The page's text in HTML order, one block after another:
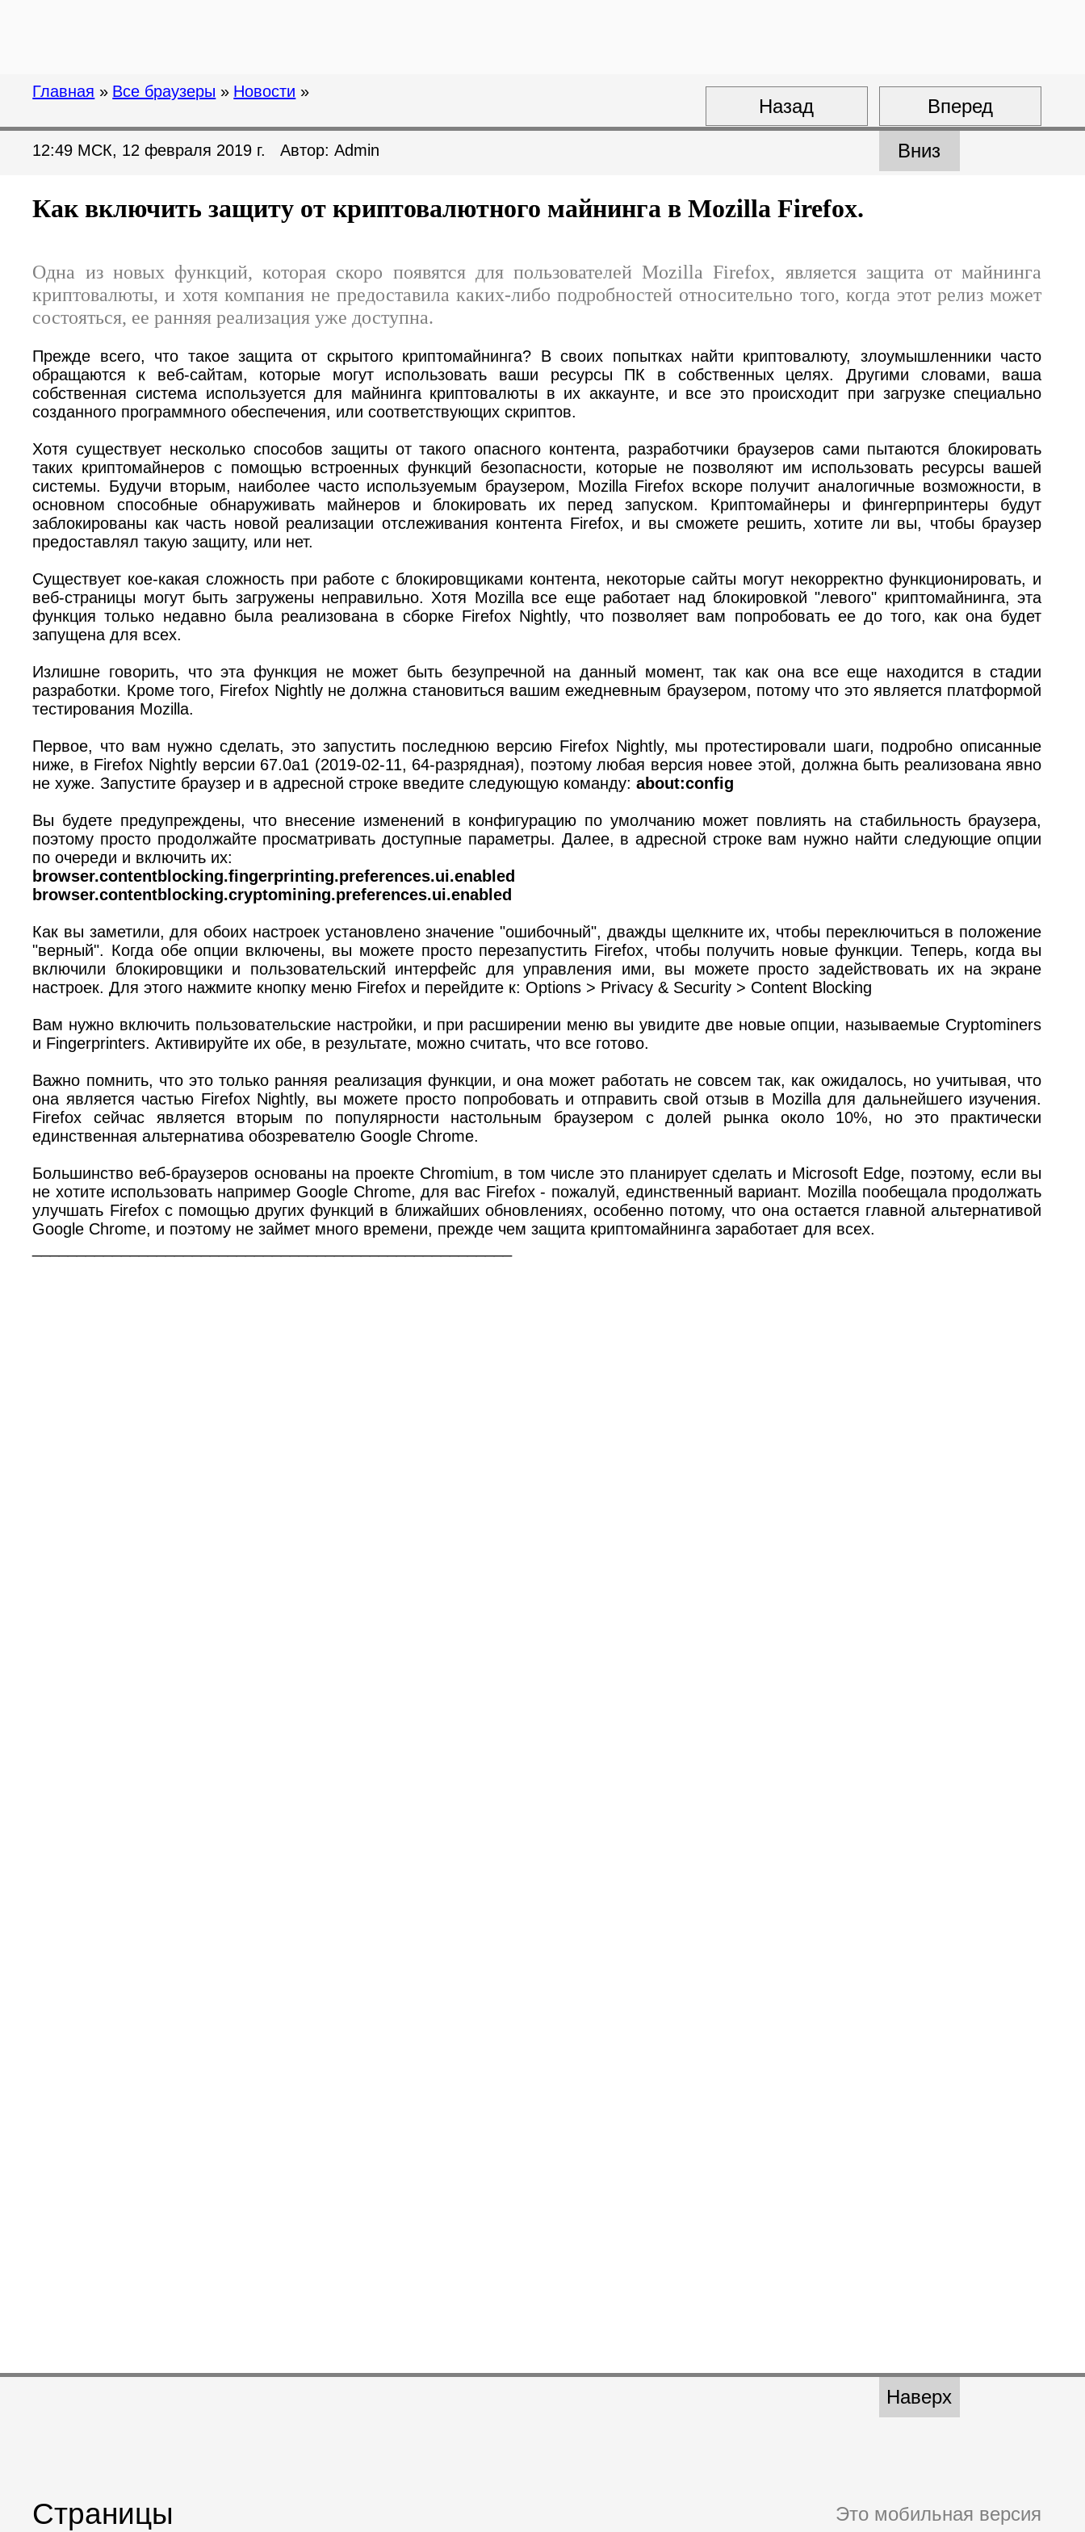
Как включить защиту от криптовалютного майнинга в Mozilla Firefox.
Одна из новых функций, которая скоро появятся для пользователей Mozilla Firefox, является защита от майнинга
криптовалюты, и хотя компания не предоставила каких-либо подробностей относительно того, когда этот релиз может
состояться, ее ранняя реализация уже доступна.
Прежде всего, что такое защита от скрытого криптомайнинга? В своих попытках найти криптовалюту, злоумышленники часто
обращаются к веб-сайтам, которые могут использовать ваши ресурсы ПК в собственных целях. Другими словами, ваша
собственная система используется для майнинга криптовалюты в их аккаунте, и все это происходит при загрузке специально
созданного программного обеспечения, или соответствующих скриптов.
Хотя существует несколько способов защиты от такого опасного контента, разработчики браузеров сами пытаются блокировать
таких криптомайнеров с помощью встроенных функций безопасности, которые не позволяют им использовать ресурсы вашей
системы. Будучи вторым, наиболее часто используемым браузером, Mozilla Firefox вскоре получит аналогичные возможности, в
основном способные обнаруживать майнеров и блокировать их перед запуском. Криптомайнеры и фингерпринтеры будут
заблокированы как часть новой реализации отслеживания контента Firefox, и вы сможете решить, хотите ли вы, чтобы браузер
предоставлял такую ​​защиту, или нет.
Существует кое-какая сложность при работе с блокировщиками контента, некоторые сайты могут некорректно функционировать, и
веб-страницы могут быть загружены неправильно. Хотя Mozilla все еще работает над блокировкой "левого" криптомайнинга, эта
функция только недавно была реализована в сборке Firefox Nightly, что позволяет вам попробовать ее до того, как она будет
запущена для всех.
Излишне говорить, что эта функция не может быть безупречной на данный момент, так как она все еще находится в стадии
разработки. Кроме того, Firefox Nightly не должна становиться вашим ежедневным браузером, потому что это является платформой
тестирования Mozilla.
Первое, что вам нужно сделать, это запустить последнюю версию Firefox Nightly, мы протестировали шаги, подробно описанные
ниже, в Firefox Nightly версии 67.0a1 (2019-02-11, 64-разрядная), поэтому любая версия новее этой, должна быть реализована явно
не хуже. Запустите браузер и в адресной строке введите следующую команду:about:config
Вы будете предупреждены, что внесение изменений в конфигурацию по умолчанию может повлиять на стабильность браузера,
поэтому просто продолжайте просматривать доступные параметры. Далее, в адресной строке вам нужно найти следующие опции
по очереди и включить их:
browser.contentblocking.fingerprinting.preferences.ui.enabled
browser.contentblocking.cryptomining.preferences.ui.enabled
Как вы заметили, для обоих настроек установлено значение "ошибочный", дважды щелкните их, чтобы переключиться в положение
"верный". Когда обе опции включены, вы можете просто перезапустить Firefox, чтобы получить новые функции. Теперь, когда вы
включили блокировщики и пользовательский интерфейс для управления ими, вы можете просто задействовать их на экране
настроек. Для этого нажмите кнопку меню Firefox и перейдите к: Options > Privacy & Security > Content Blocking
Вам нужно включить пользовательские настройки, и при расширении меню вы увидите две новые опции, называемые Cryptominers
и Fingerprinters. Активируйте их обе, в результате, можно считать, что все готово.
Важно помнить, что это только ранняя реализация функции, и она может работать не совсем так, как ожидалось, но учитывая, что
она является частью Firefox Nightly, вы можете просто попробовать и отправить свой отзыв в Mozilla для дальнейшего изучения.
Firefox сейчас является вторым по популярности настольным браузером с долей рынка около 10%, но это практически
единственная альтернатива обозревателю Google Chrome.
Большинство веб-браузеров основаны на проекте Chromium, в том числе это планирует сделать и Microsoft Edge, поэтому, если вы
не хотите использовать например Google Chrome, для вас Firefox - пожалуй, единственный вариант. Mozilla пообещала продолжать
улучшать Firefox с помощью других функций в ближайших обновлениях, особенно потому, что она остается главной альтернативой
Google Chrome, и поэтому не займет много времени, прежде чем защита криптомайнинга заработает для всех.
Назад Вперед
Главная » Все браузеры » Новости »
Страницы Это мобильная версия
Наверх
12:49 МСК, 12 февраля 2019 г. Автор: Admin Вниз